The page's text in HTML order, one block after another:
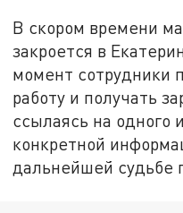
В скором времени
закроется в
момент сотрудники
работу и получать
ссылаясь на одного
конкретной
дальнейшей судьбе